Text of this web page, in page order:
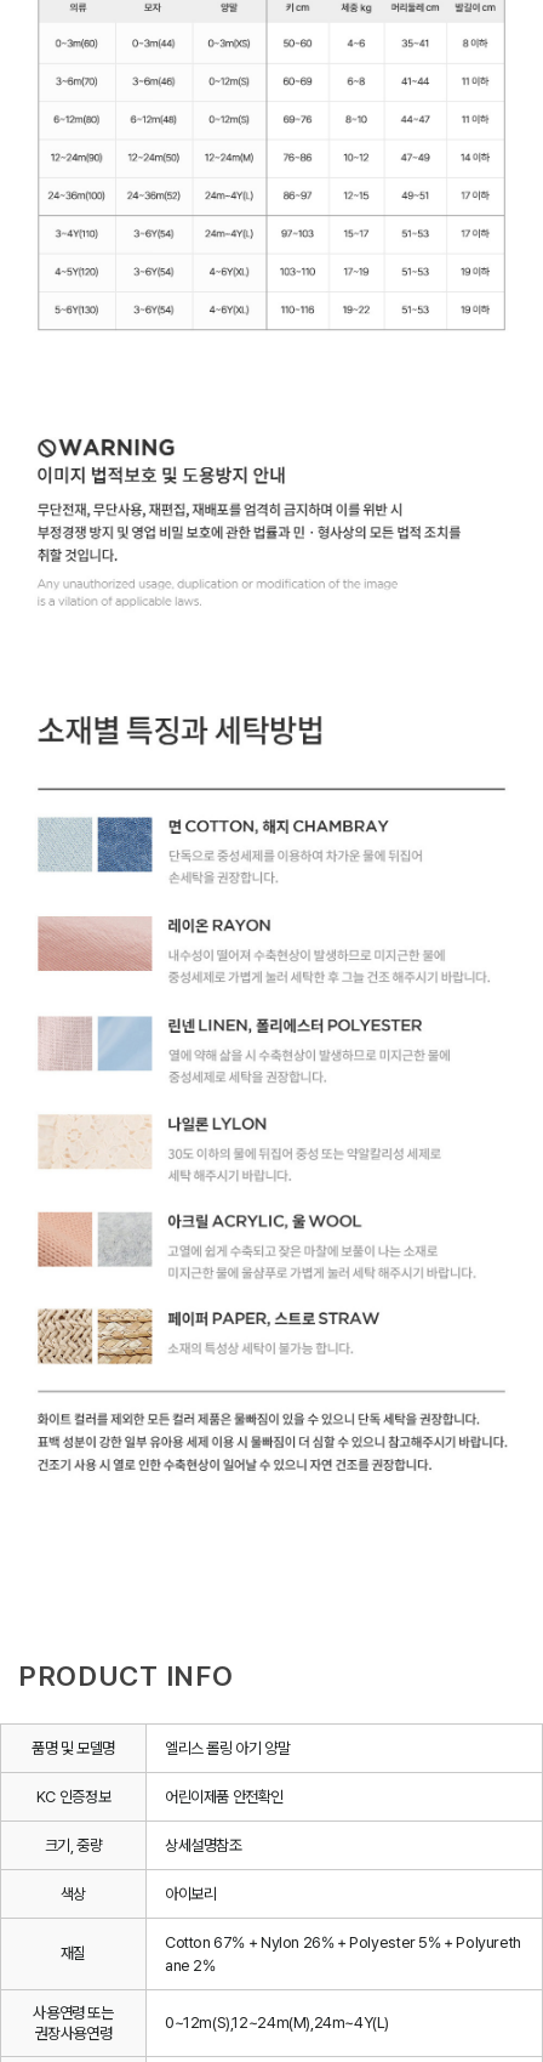
PRODUCT INFO
품명 및 모델명 엘리스 롤링 아기 양말
KC 인증정보 어린이제품 안전확인
크기, 중량 상세설명참조
색상 아이보리
재질
Cotton 67% + Nylon 26% + Polyester 5% + Polyureth
ane 2%
사용연령 또는
권장사용연령
0~12m(S),12~24m(M),24m~4Y(L)